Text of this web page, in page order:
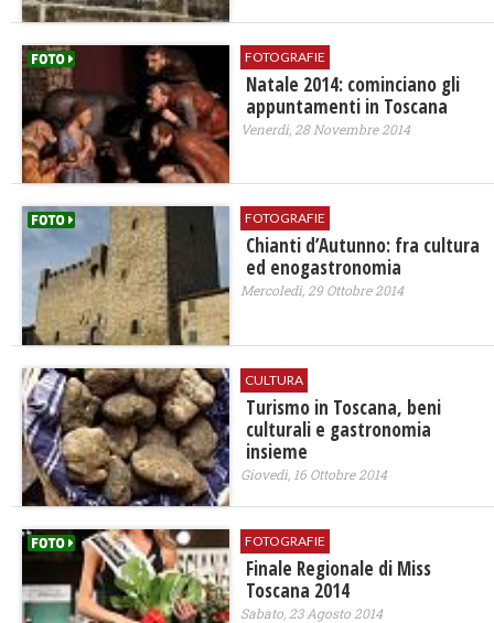
FOTOGRAFIE
Natale 2014: cominciano gli
appuntamenti in Toscana
Venerdì, 28 Novembre 2014
FOTOGRAFIE
Chianti d’Autunno: fra cultura
ed enogastronomia
Mercoledì, 29 Ottobre 2014
CULTURA
Turismo in Toscana, beni
culturali e gastronomia
insieme
Giovedì, 16 Ottobre 2014
FOTOGRAFIE
Finale Regionale di Miss
Toscana 2014
Sabato, 23 Agosto 2014